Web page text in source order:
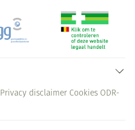
Privacy disclaimer Cookies ODR-